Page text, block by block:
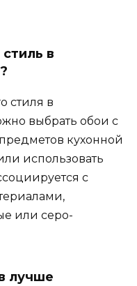
в
стиля в
выбрать обои с
кухонной
использовать
с
или серо-
лучше